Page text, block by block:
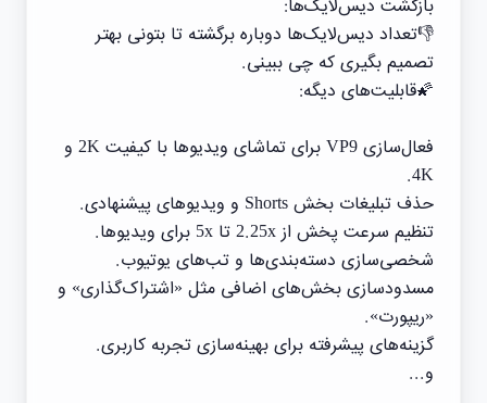
بازگشت دیس‌لایک‌ها:
👎تعداد دیس‌لایک‌ها دوباره برگشته تا بتونی بهتر
تصمیم بگیری که چی ببینی.
🌠قابلیت‌های دیگه:
فعال‌سازی VP9 برای تماشای ویدیوها با کیفیت 2K و
4K.
حذف تبلیغات بخش Shorts و ویدیوهای پیشنهادی.
تنظیم سرعت پخش از 2.25x تا 5x برای ویدیوها.
شخصی‌سازی دسته‌بندی‌ها و تب‌های یوتیوب.
مسدودسازی بخش‌های اضافی مثل «اشتراک‌گذاری» و
«ریپورت».
گزینه‌های پیشرفته برای بهینه‌سازی تجربه کاربری.
و...